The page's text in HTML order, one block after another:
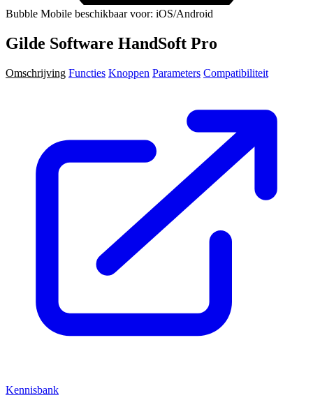
Bubble Mobile beschikbaar voor: iOS/Android
Gilde Software HandSoft Pro
Omschrijving Functies Knoppen Parameters Compatibiliteit
Kennisbank